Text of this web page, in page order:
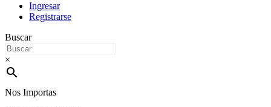
Ingresar
Registrarse
Buscar
×
Nos Importas